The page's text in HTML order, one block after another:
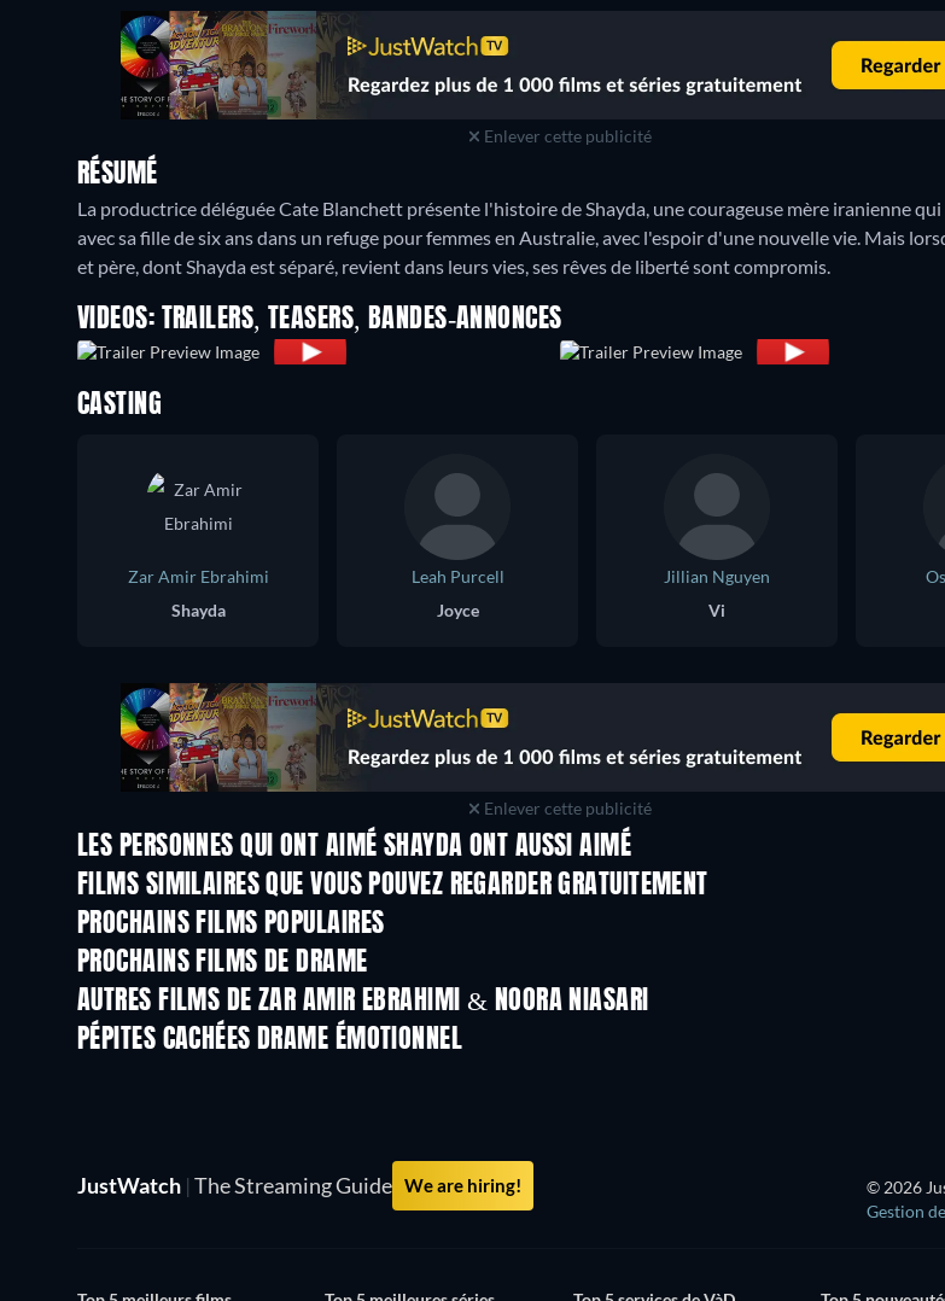
Enlever cette publicité
RÉSUMÉ
La productrice déléguée Cate Blanchett présente l'histoire de Shayda, une courageuse mère iranienne
avec sa fille de six ans dans un refuge pour femmes en Australie, avec l'espoir d'une nouvelle vie. Mais
et père, dont Shayda est séparé, revient dans leurs vies, ses rêves de liberté sont compromis.
VIDEOS: TRAILERS, TEASERS, BANDES-ANNONCES
CASTING
Zar Amir Ebrahimi
Shayda
Leah Purcell
Joyce
Jillian Nguyen
Vi
Enlever cette publicité
LES PERSONNES QUI ONT AIMÉ SHAYDA ONT AUSSI AIMÉ
FILMS SIMILAIRES QUE VOUS POUVEZ REGARDER GRATUITEMENT
PROCHAINS FILMS POPULAIRES
PROCHAINS FILMS DE DRAME
AUTRES FILMS DE ZAR AMIR EBRAHIMI & NOORA NIASARI
PÉPITES CACHÉES DRAME ÉMOTIONNEL
JustWatch | The Streaming Guide We are hiring! © 2026
Gestion